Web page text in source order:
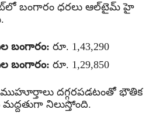
బంగారం ధరలు ఆల్‌టైమ్ హై
బంగారం: రూ. 1,43,290
బంగారం: రూ. 1,29,850
ముహూర్తాలు దగ్గరపడటంతో భౌతిక
నిలుస్తోంది.